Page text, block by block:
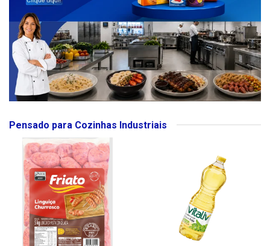
Pensado para Cozinhas Industriais